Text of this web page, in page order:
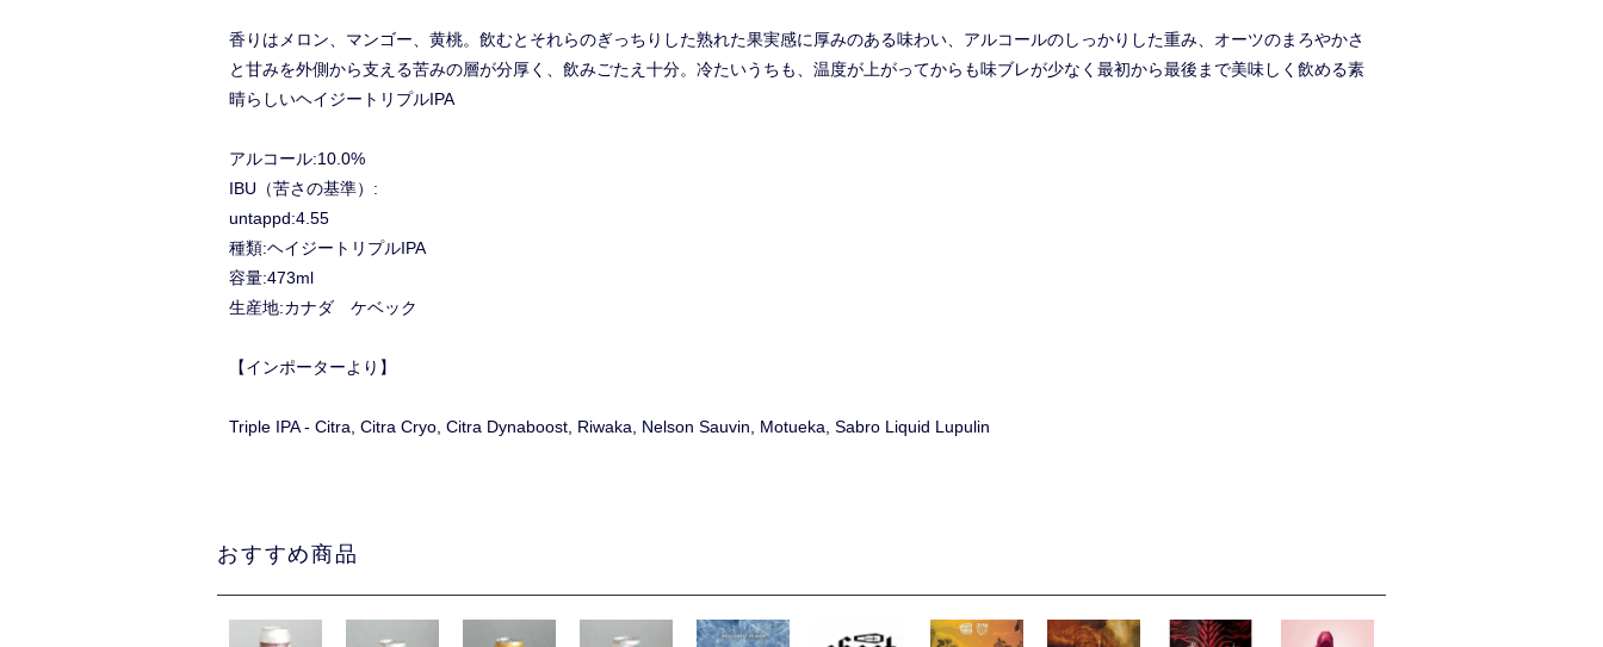
香りはメロン、マンゴー、黄桃。飲むとそれらのぎっちりした熟れた果実感に厚みのある味わい、アルコールのしっかりした重み、オーツのまろやかさ
と甘みを外側から支える苦みの層が分厚く、飲みごたえ十分。冷たいうちも、温度が上がってからも味ブレが少なく最初から最後まで美味しく飲める素
晴らしいヘイジートリプルIPA
アルコール:10.0%
IBU（苦さの基準）:
untappd:4.55
種類:ヘイジートリプルIPA
容量:473ml
生産地:カナダ ケベック
【インポーターより】
Triple IPA - Citra, Citra Cryo, Citra Dynaboost, Riwaka, Nelson Sauvin, Motueka, Sabro Liquid Lupulin
おすすめ商品